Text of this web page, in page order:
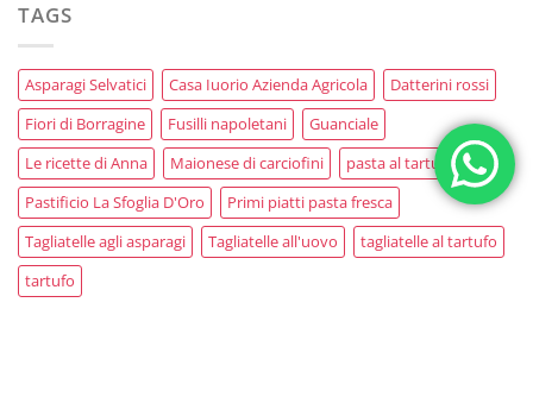
TAGS
Asparagi Selvatici Casa Iuorio Azienda Agricola
Datterini rossi
Fiori di Borragine
Fusilli napoletani
Guanciale
Le ricette di Anna
Maionese di carciofini
pasta al tartufo
Pastificio La Sfoglia D'Oro
Primi piatti pasta fresca
Tagliatelle agli asparagi
Tagliatelle all'uovo
tagliatelle al tartufo
tartufo